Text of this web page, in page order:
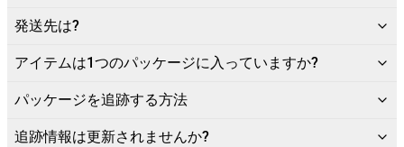
発送先は?
アイテムは1つのパッケージに入っていますか?
パッケージを追跡する方法
追跡情報は更新されませんか?